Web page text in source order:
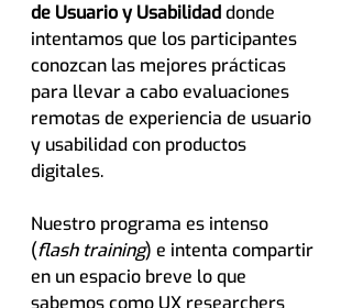
de Usuario y Usabilidad donde
intentamos que los participantes
conozcan las mejores prácticas
para llevar a cabo evaluaciones
remotas de experiencia de usuario
y usabilidad con productos
digitales.
Nuestro programa es intenso
(flash training) e intenta compartir
en un espacio breve lo que
sabemos como UX researchers